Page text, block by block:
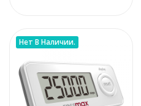
Нет В Наличии.